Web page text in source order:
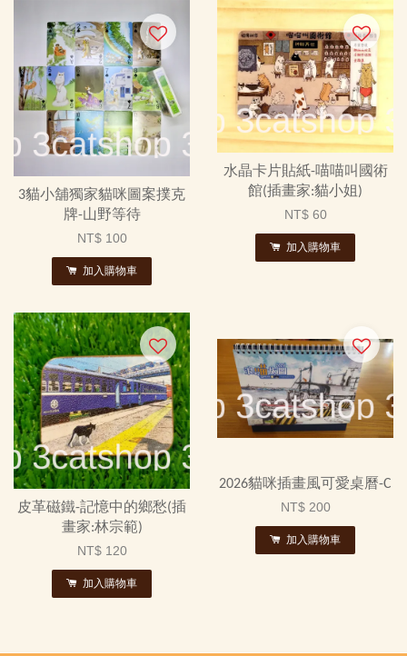
3貓小舖獨家貓咪圖案撲克
牌-山野等待
NT$ 100
加入購物車
水晶卡片貼紙-喵喵叫國術
館(插畫家:貓小姐)
NT$ 60
加入購物車
皮革磁鐵-記憶中的鄉愁(插
畫家:林宗範)
NT$ 120
加入購物車
2026貓咪插畫風可愛桌曆-C
NT$ 200
加入購物車